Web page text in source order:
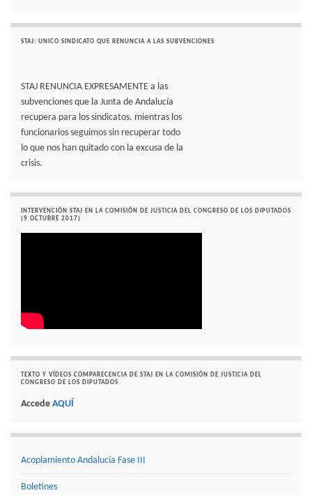
STAJ: UNICO SINDICATO QUE RENUNCIA A LAS SUBVENCIONES
STAJ RENUNCIA EXPRESAMENTE a las
subvenciones que la Junta de Andalucía
recupera para los sindicatos. mientras los
funcionarios seguimos sin recuperar todo
lo que nos han quitado con la excusa de la
crisis.
INTERVENCIÓN STAJ EN LA COMISIÓN DE JUSTICIA DEL CONGRESO DE LOS DIPUTADOS
(9 OCTUBRE 2017)
TEXTO Y VÍDEOS COMPARECENCIA DE STAJ EN LA COMISIÓN DE JUSTICIA DEL
CONGRESO DE LOS DIPUTADOS
Accede AQUÍ
Acoplamiento Andalucía Fase III
Boletines